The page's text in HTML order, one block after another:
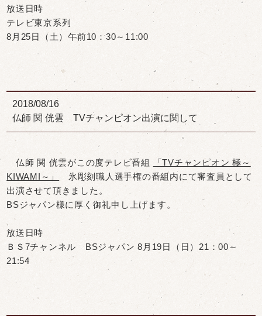
放送日時
テレビ東京系列
8月25日（土）午前10：30～11:00
2018/08/16
仏師 関 侊雲 TVチャンピオン出演に関して
仏師 関 侊雲がこの度テレビ番組
「TVチャンピオン 極～
KIWAMI～」
氷彫刻職人選手権の番組内にて審査員として
出演させて頂きました。
BSジャパン様に厚く御礼申し上げます。
放送日時
ＢＳ7チャンネル BSジャパン 8月19日（日）21：00～
21:54